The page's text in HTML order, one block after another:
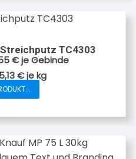
TC4303
€je Gebinde
5,13€jekg
Dieses
weist
mehrere
Varianten